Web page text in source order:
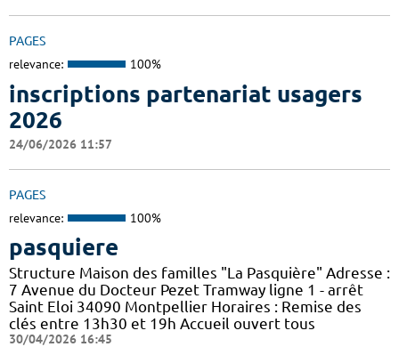
PAGES
relevance: 100%
inscriptions partenariat usagers
2026
24/06/2026 11:57
PAGES
relevance: 100%
pasquiere
Structure Maison des familles "La Pasquière" Adresse :
7 Avenue du Docteur Pezet Tramway ligne 1 - arrêt
Saint Eloi 34090 Montpellier Horaires : Remise des
clés entre 13h30 et 19h Accueil ouvert tous
30/04/2026 16:45